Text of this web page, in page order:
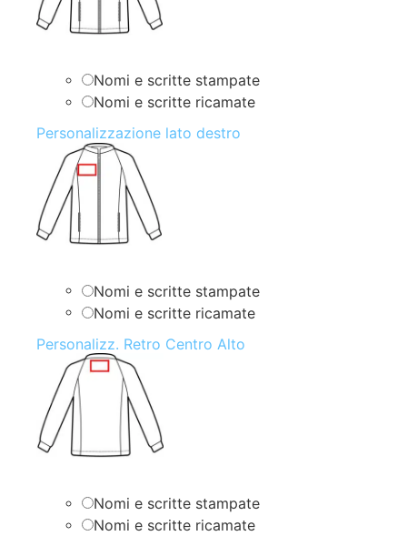
Nomi e scritte stampate
Nomi e scritte ricamate
Personalizzazione lato destro
Nomi e scritte stampate
Nomi e scritte ricamate
Personalizz. Retro Centro Alto
Nomi e scritte stampate
Nomi e scritte ricamate